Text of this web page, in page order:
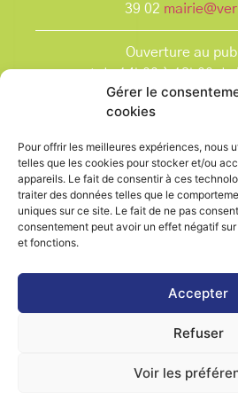
Gérer le
cookies
Pour offrir les meilleures expériences, nous
telles que les cookies pour stocker et/ou
appareils. Le fait de consentir à ces
traiter des données telles que le
uniques sur ce site. Le fait de ne pas
consentement peut avoir un effet négatif
et fonctions.
Accepter
Refuser
Voir les
39 02
Ouverture au
et de 14h00 à 18h00
et le
Contactez-nous